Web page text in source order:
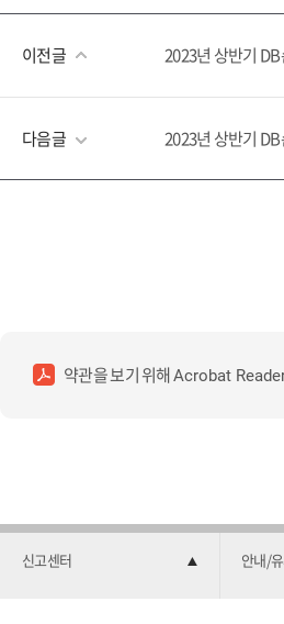
이전글 2023년 상반기
다음글 2023년 상반기
약관을 보기 위해Acrobat
신고센터 안내/